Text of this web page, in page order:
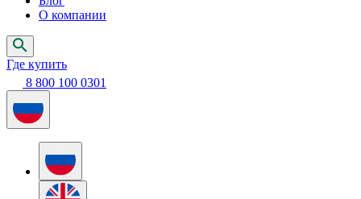
О компании
Где купить
8 800 100 0301